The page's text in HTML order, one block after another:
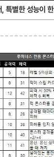
특별한 성능이